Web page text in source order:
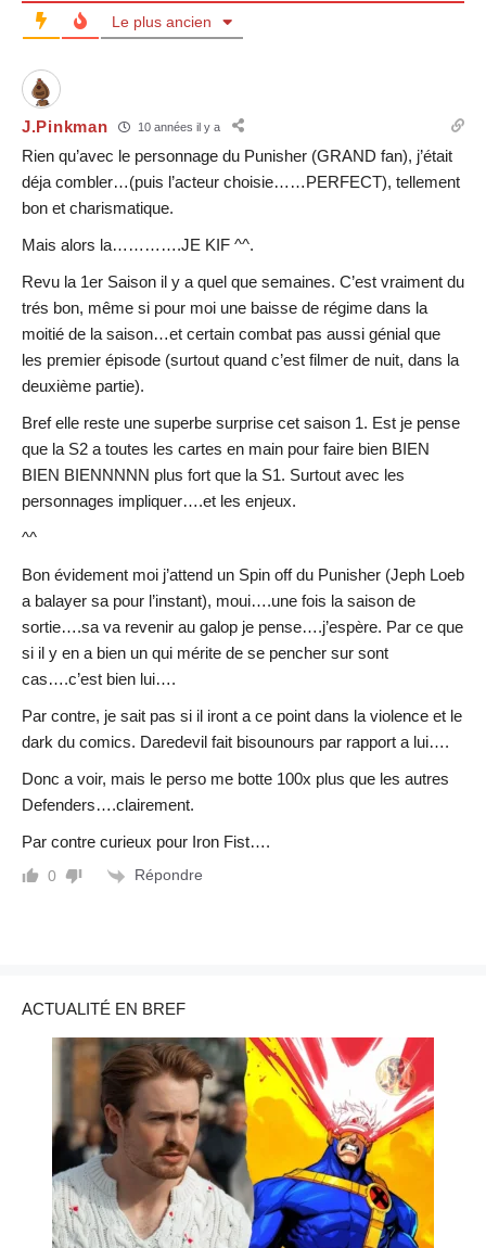
Le plus ancien
J.Pinkman 10 années il y a
Rien qu’avec le personnage du Punisher (GRAND fan), j’était
déja combler…(puis l’acteur choisie……PERFECT), tellement
bon et charismatique.
Mais alors la………….JE KIF ^^.
Revu la 1er Saison il y a quel que semaines. C’est vraiment du
trés bon, même si pour moi une baisse de régime dans la
moitié de la saison…et certain combat pas aussi génial que
les premier épisode (surtout quand c’est filmer de nuit, dans la
deuxième partie).
Bref elle reste une superbe surprise cet saison 1. Est je pense
que la S2 a toutes les cartes en main pour faire bien BIEN
BIEN BIENNNNN plus fort que la S1. Surtout avec les
personnages impliquer….et les enjeux.
^^
Bon évidement moi j’attend un Spin off du Punisher (Jeph Loeb
a balayer sa pour l’instant), moui….une fois la saison de
sortie….sa va revenir au galop je pense….j’espère. Par ce que
si il y en a bien un qui mérite de se pencher sur sont
cas….c’est bien lui….
Par contre, je sait pas si il iront a ce point dans la violence et le
dark du comics. Daredevil fait bisounours par rapport a lui….
Donc a voir, mais le perso me botte 100x plus que les autres
Defenders….clairement.
Par contre curieux pour Iron Fist….
0 Répondre
ACTUALITÉ EN BREF